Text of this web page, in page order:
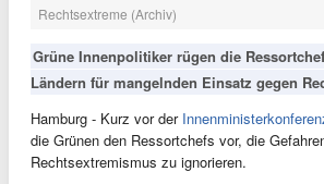
Rechtsextreme (Archiv)
Grüne Innenpolitiker rügen die
Ländern für mangelnden Einsatz gegen
Hamburg - Kurz vor der
die Grünen den Ressortchefs vor, die
Rechtsextremismus zu ignorieren.